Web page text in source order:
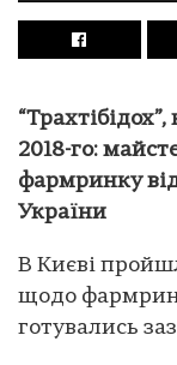
2018-го:
фармринку
України
В Києві
щодо
готувались